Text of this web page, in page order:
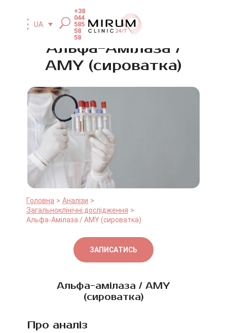
UA
+38
044
585
58
58
Альфа-Амілаза /
AMY (сироватка)
Головна
Аналізи
Загальноклінічні дослідження
Альфа-Амілаза / AMY (сироватка)
ЗАПИСАТИСЬ
Альфа-амілаза / AMY
(сироватка)
Про аналіз